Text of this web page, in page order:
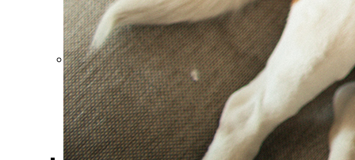
Pour un appartement Une installation adaptée à votre